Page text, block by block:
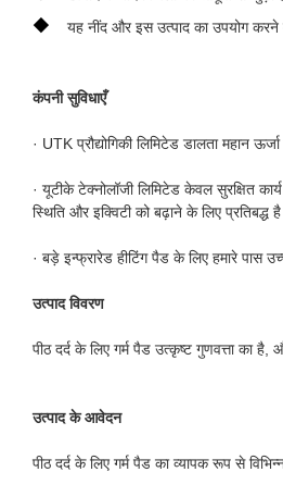
◆ यह नींद और इस उत्पाद का उपयोग
कंपनी सुविधाएँ
· UTK प्रौद्योगिकी लिमिटेड डालता महान
· यूटीके टेक्नोलॉजी लिमिटेड केवल सुरक्षित
स्थिति और इक्विटी को बढ़ाने के लिए प्रतिबद्ध
· बड़े इन्फ्रारेड हीटिंग पैड के लिए हमारे पास
उत्पाद विवरण
पीठ दर्द के लिए गर्म पैड उत्कृष्ट गुणवत्ता का
उत्पाद के आवेदन
पीठ दर्द के लिए गर्म पैड का व्यापक रूप से